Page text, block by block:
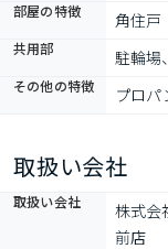
部屋の特徴 角住戸
共用部 駐輪場
その他の特徴 プロパ
取扱い会社
取扱い会社
株式会
前店